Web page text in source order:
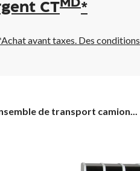
CT MD*
avant taxes. Des conditions
de transport camion...